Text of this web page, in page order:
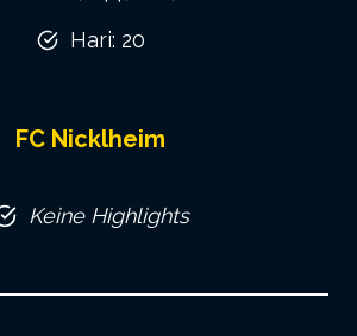
Hari: 20
FC Nicklheim
Keine Highlights